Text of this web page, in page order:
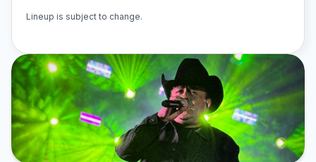
Lineup is subject to change.